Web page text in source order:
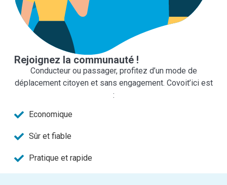
Rejoignez la communauté !
Conducteur ou passager, profitez d’un mode de
déplacement citoyen et sans engagement. Covoit’ici est
:
Economique
Sûr et fiable
Pratique et rapide